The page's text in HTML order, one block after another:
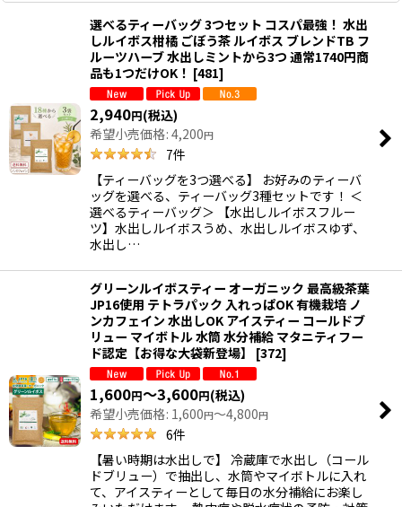
選べるティーバッグ 3つセット コスパ最強！ 水出
しルイボス柑橘 ごぼう茶 ルイボス ブレンドTB フ
ルーツハーブ 水出しミントから3つ 通常1740円商
品も1つだけOK！ [481]
2,940円(税込)
希望小売価格: 4,200円
7件
【ティーバッグを3つ選べる】 お好みのティーバ
ッグを選べる、ティーバッグ3種セットです！ ＜
選べるティーバッグ＞ 【水出しルイボスフルー
ツ】水出しルイボスうめ、水出しルイボスゆず、
水出し…
グリーンルイボスティー オーガニック 最高級茶葉
JP16使用 テトラパック 入れっぱOK 有機栽培 ノ
ンカフェイン 水出しOK アイスティー コールドブ
リュー マイボトル 水筒 水分補給 マタニティフー
ド認定【お得な大袋新登場】
[372]
1,600円～3,600円(税込)
希望小売価格: 1,600円～4,800円
6件
【暑い時期は水出しで】 冷蔵庫で水出し（コール
ドブリュー）で抽出し、水筒やマイボトルに入れ
て、アイスティーとして毎日の水分補給にお楽し